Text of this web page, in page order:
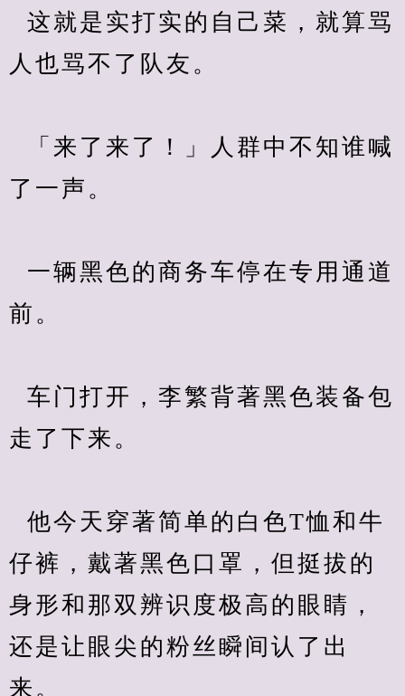
人也骂不了队友。
了一声。
前。
走了下来。
仔裤，戴著黑色口罩，但挺拔的
身形和那双辨识度极高的眼睛，
还是让眼尖的粉丝瞬间认了出
来。